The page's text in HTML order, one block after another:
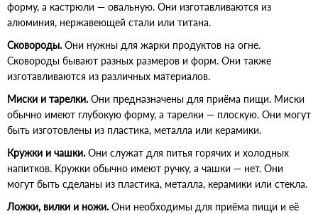
форму, а кастрюли — овальную. Они изготавливаются из
алюминия, нержавеющей стали или титана.
Сковороды. Они нужны для жарки продуктов на огне.
Сковороды бывают разных размеров и форм. Они также
изготавливаются из различных материалов.
Миски и тарелки. Они предназначены для приёма пищи. Миски
обычно имеют глубокую форму, а тарелки — плоскую. Они могут
быть изготовлены из пластика, металла или керамики.
Кружки и чашки. Они служат для питья горячих и холодных
напитков. Кружки обычно имеют ручку, а чашки — нет. Они
могут быть сделаны из пластика, металла, керамики или стекла.
Ложки, вилки и ножи. Они необходимы для приёма пищи и её